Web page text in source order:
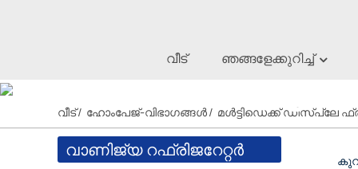
വീട് ഞങ്ങളേക്കുറിച്ച്
വീട് ഹോംപേജ്-വിഭാഗങ്ങൾ മൾട്ടിഡെക്ക് ഡിസ്പ്ലേ
വാണിജ്യ റഫ്രിജറേറ്റർ